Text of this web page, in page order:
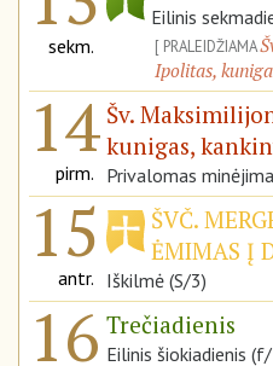
sekm.
Eilinis
PRALEIDŽIAMA
Ipolitas,
14
pirm.
Šv.
kunigas,
Privalomas
15
antr.
ŠVČ.
ĖMIMAS Į
Iškilmė (S/3)
16 Trečiadienis
Eilinis šiokiadienis